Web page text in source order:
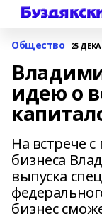
Общество 25
идею о
На встрече
бизнеса
выпуска
бизнес